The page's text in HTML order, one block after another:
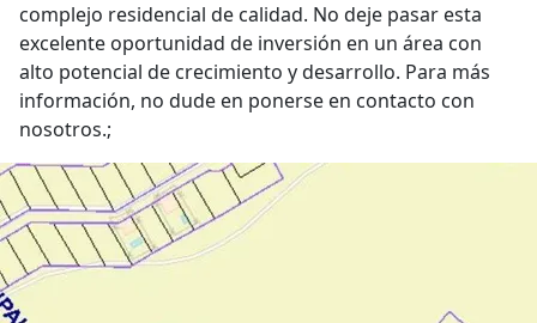
complejo residencial de calidad. No deje pasar esta
excelente oportunidad de inversión en un área con
alto potencial de crecimiento y desarrollo. Para más
información, no dude en ponerse en contacto con
nosotros.;